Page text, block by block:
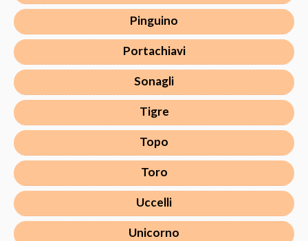
Pinguino
Portachiavi
Sonagli
Tigre
Topo
Toro
Uccelli
Unicorno